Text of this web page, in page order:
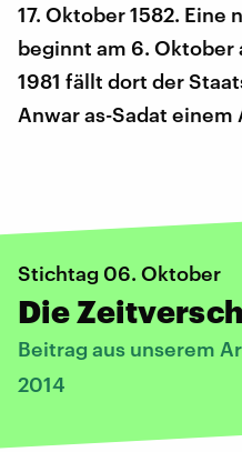
17. Oktober 1582. Eine
beginnt am 6. Oktober
1981 fällt dort der
Anwar as-Sadat
Stichtag 06. Oktober
Die
Beitrag aus unserem
2014